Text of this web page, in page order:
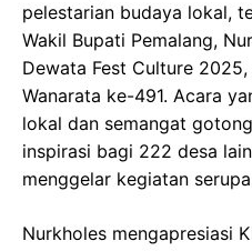
pelestarian budaya lokal,
Wakil Bupati Pemalang,
Dewata Fest Culture
Wanarata ke-491. Acara
lokal dan semangat
inspirasi bagi 222 desa
menggelar kegiatan
Nurkholes mengapresiasi